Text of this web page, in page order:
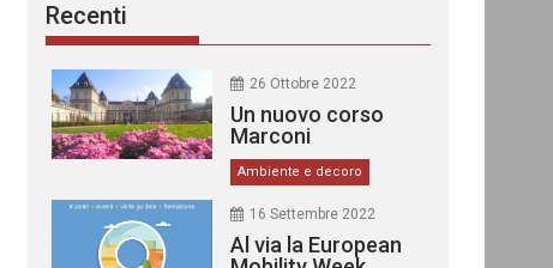
Recenti
26 Ottobre 2022
Un nuovo corso
Marconi
Ambiente e decoro
16 Settembre 2022
Al via la European